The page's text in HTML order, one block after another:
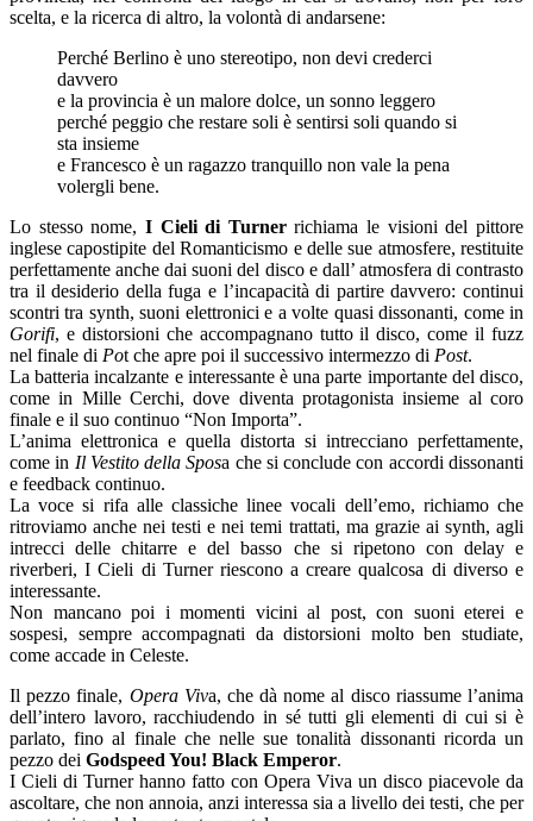
scelta, e la ricerca di altro, la volontà di andarsene:
Perché Berlino è uno stereotipo, non devi crederci
davvero
e la provincia è un malore dolce, un sonno leggero
perché peggio che restare soli è sentirsi soli quando si
sta insieme
e Francesco è un ragazzo tranquillo non vale la pena
volergli bene.
Lo stesso nome, I Cieli di Turnerrichiama le visioni del pittore
inglese capostipite del Romanticismo e delle sue atmosfere, restituite
perfettamente anche dai suoni del disco e dall’ atmosfera di contrasto
tra il desiderio della fuga e l’incapacità di partire davvero: continui
scontri tra synth, suoni elettronici e a volte quasi dissonanti, come in
Gorifi, e distorsioni che accompagnano tutto il disco, come il fuzz
nel finale di Pot che apre poi il successivo intermezzo di Post.
La batteria incalzante e interessante è una parte importante del disco,
come in Mille Cerchi, dove diventa protagonista insieme al coro
finale e il suo continuo “Non Importa”.
L’anima elettronica e quella distorta si intrecciano perfettamente,
come in Il Vestito della Sposa che si conclude con accordi dissonanti
e feedback continuo.
La voce si rifa alle classiche linee vocali dell’emo, richiamo che
ritroviamo anche nei testi e nei temi trattati, ma grazie ai synth, agli
intrecci delle chitarre e del basso che si ripetono con delay e
riverberi, I Cieli di Turner riescono a creare qualcosa di diverso e
interessante.
Non mancano poi i momenti vicini al post, con suoni eterei e
sospesi, sempre accompagnati da distorsioni molto ben studiate,
come accade in Celeste.
Il pezzo finale, Opera Viva, che dà nome al disco riassume l’anima
dell’intero lavoro, racchiudendo in sé tutti gli elementi di cui si è
parlato, fino al finale che nelle sue tonalità dissonanti ricorda un
pezzo dei Godspeed You! Black Emperor.
I Cieli di Turner hanno fatto con Opera Viva un disco piacevole da
ascoltare, che non annoia, anzi interessa sia a livello dei testi, che per